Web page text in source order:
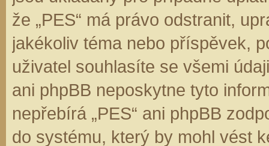
že „PES“ má právo odstranit,
jakékoliv téma nebo příspěvek,
uživatel souhlasíte se všemi
ani phpBB neposkytne tyto
nepřebírá „PES“ ani phpBB
do systému, který by mohl vést